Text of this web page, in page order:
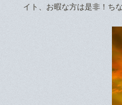
イト、お暇な方は是非！ち